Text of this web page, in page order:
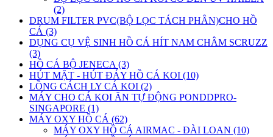
(2)
DRUM FILTER PVC(BỘ LỌC TÁCH PHÂN)CHO HỒ
CÁ (3)
DỤNG CỤ VỆ SINH HỒ CÁ HÍT NAM CHÂM SCRUZZ
(3)
HỒ CÁ BỘ JENECA (3)
HÚT MẶT - HÚT ĐÁY HỒ CÁ KOI (10)
LỒNG CÁCH LY CÁ KOI (2)
MÁY CHO CÁ KOI ĂN TỰ ĐỘNG PONDDPRO-
SINGAPORE (1)
MÁY OXY HỒ CÁ (62)
MÁY OXY HỒ CÁ AIRMAC - ĐÀI LOAN (10)